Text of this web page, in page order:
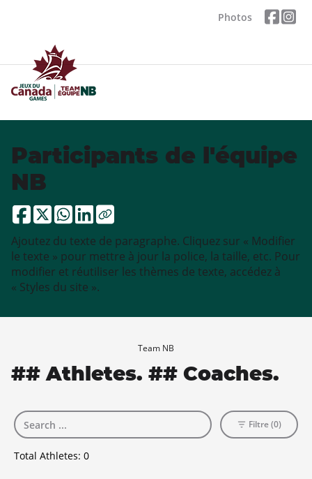
Photos
Participants de l'équipe
NB
Ajoutez du texte de paragraphe. Cliquez sur « Modifier
le texte » pour mettre à jour la police, la taille, etc. Pour
modifier et réutiliser les thèmes de texte, accédez à
« Styles du site ».
Team NB
## Athletes. ## Coaches.
Total Athletes: 0
Filtre (0)